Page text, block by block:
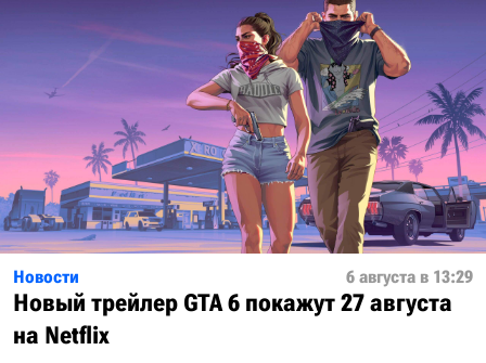
Новости 6 августа в 13:29
Новый трейлер GTA 6 покажут 27 августа
на Netflix